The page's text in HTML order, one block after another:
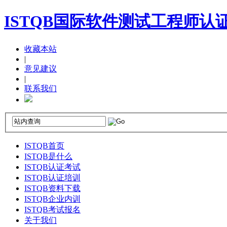
ISTQB国际软件测试工程师认
收藏本站
|
意见建议
|
联系我们
ISTQB首页
ISTQB是什么
ISTQB认证考试
ISTQB认证培训
ISTQB资料下载
ISTQB企业内训
ISTQB考试报名
关于我们